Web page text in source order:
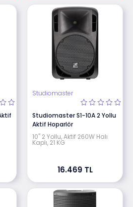
danışabilirsiniz.
Studiomaster
Studiomaster S1-10A 2 Yollu
Aktif Hoparlör
10" 2 Yollu, Aktif 260W Halı
Kaplı, 21 KG
16.469 TL